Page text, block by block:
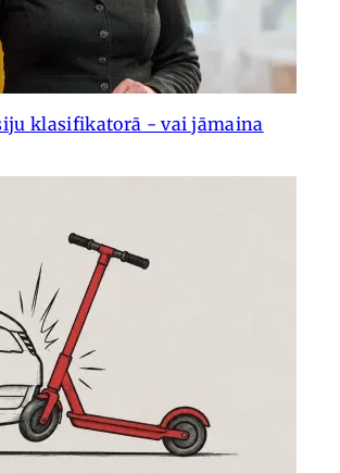
klasifikatorā - vai jāmaina